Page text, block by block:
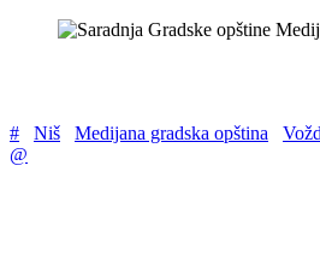
# Niš Medijana gradska opština
@